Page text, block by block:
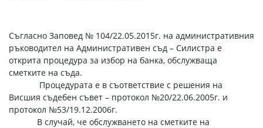
Съгласно Заповед № 104/22.05.2015г. на административния
ръководител на Административен съд – Силистра е
открита процедура за избор на банка, обслужваща
сметките на съда.
Процедурата е в съответствие с решения на
Висшия съдебен съвет – протокол №20/22.06.2005г. и
протокол №53/19.12.2006г.
В случай, че обслужването на сметките на